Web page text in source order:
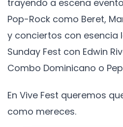
trayendo a escena
Pop-Rock como Beret,
y conciertos con esencia
Sunday Fest con Edwin
Combo Dominicano o
En Vive Fest queremos
como mereces.